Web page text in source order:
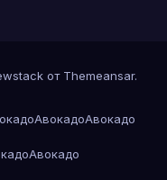
от Themeansar.
АвокадоАвокадо
Авокадо